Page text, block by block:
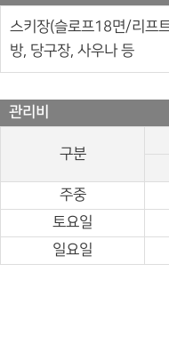
스키장(슬로프18면/리프
방, 당구장, 사우나 등
관리비
구분
주중
토요일
일요일